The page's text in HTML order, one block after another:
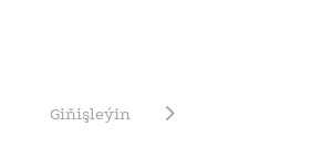
Giňişleýin